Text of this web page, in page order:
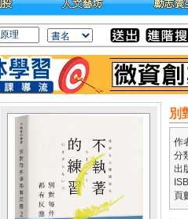
別
作
分
出
頁